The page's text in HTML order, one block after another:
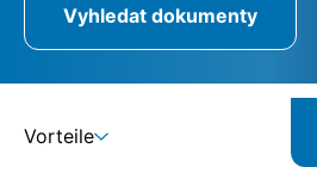
Vyhledat dokumenty
Vorteile